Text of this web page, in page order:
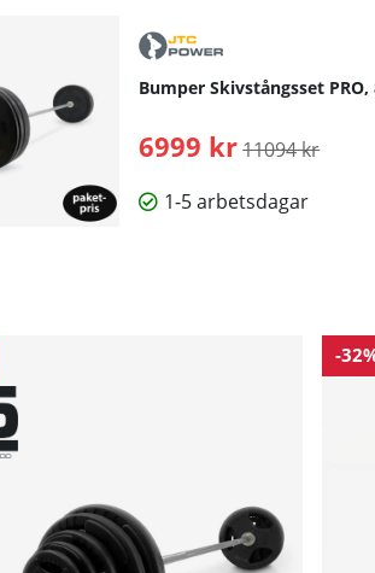
Bumper Skivstångsset PRO,
6999 kr Ordinarie pris:
11094 kr
1-5 arbetsdagar
-